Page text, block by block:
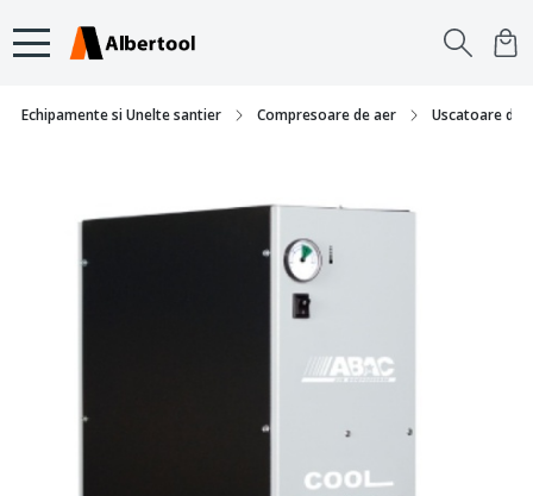
Echipamente si Unelte santier Compresoare de aer Uscatoare de